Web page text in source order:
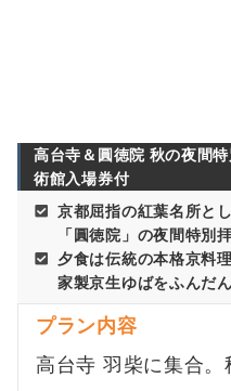
高台寺＆圓徳院 秋の夜間
術館入場券付
京都屈指の紅葉名所と
「圓徳院」の夜間特別
夕食は伝統の本格京料
家製京生ゆばをふんだ
プラン内容
高台寺 羽柴に集合